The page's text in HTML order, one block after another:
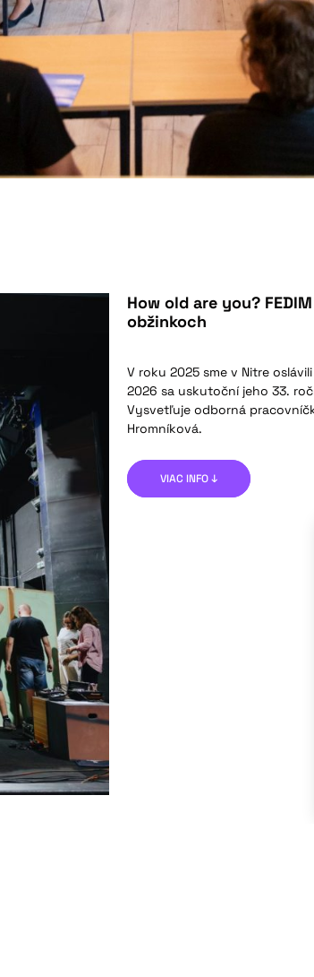
How old are you?
obžinkoch
V roku 2025 sme v Nitre
2026 sa uskutoční jeho 33.
Vysvetľuje odborná
Hromníková.
VIAC INFO ↓